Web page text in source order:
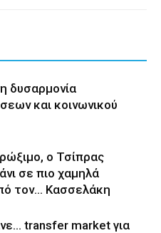
δυσαρμονία
και κοινωνικού
ο Τσίπρας
σε πιο χαμηλά
τον… Κασσελάκη
transfer market για